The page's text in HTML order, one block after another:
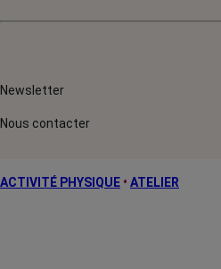
Newsletter
Nous contacter
ACTIVITÉ PHYSIQUE • ATELIER